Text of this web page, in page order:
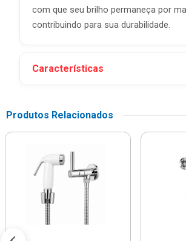
com que seu brilho permaneça por
contribuindo para sua durabilidade.
Características
Produtos Relacionados